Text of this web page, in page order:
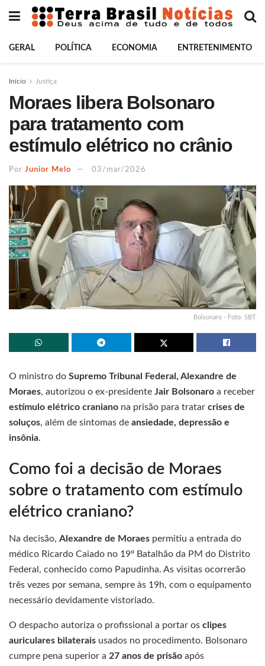
GERAL POLÍTICA ECONOMIA ENTRETENIMENTO
Início Justiça
Moraes libera Bolsonaro
para tratamento com
estímulo elétrico no crânio
Por Junior Melo 03/mar/2026
Bolsonaro - Foto: SBT
O ministro do Supremo Tribunal Federal, Alexandre de
Moraes, autorizou o ex-presidente Jair Bolsonaro a receber
estímulo elétrico craniano na prisão para tratar crises de
soluços, além de sintomas de ansiedade, depressão e
insônia.
Como foi a decisão de Moraes
sobre o tratamento com estímulo
elétrico craniano?
Na decisão, Alexandre de Moraes permitiu a entrada do
médico Ricardo Caiado no 19º Batalhão da PM do Distrito
Federal, conhecido como Papudinha. As visitas ocorrerão
três vezes por semana, sempre às 19h, com o equipamento
necessário devidamente vistoriado.
O despacho autoriza o profissional a portar os clipes
auriculares bilaterais usados no procedimento. Bolsonaro
cumpre pena superior a 27 anos de prisão após